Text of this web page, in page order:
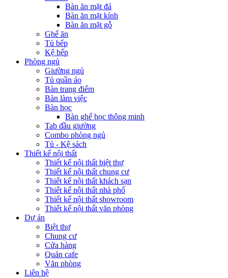
Bàn ăn mặt đá
Bàn ăn mặt kính
Bàn ăn mặt gỗ
Ghế ăn
Tủ bếp
Kệ bếp
Phòng ngủ
Giường ngủ
Tủ quần áo
Bàn trang điểm
Bàn làm việc
Bàn học
Bàn ghế học thông minh
Tab đầu giường
Combo phòng ngủ
Tủ - Kệ sách
Thiết kế nội thất
Thiết kế nội thất biệt thự
Thiết kế nội thất chung cư
Thiết kế nội thất khách sạn
Thiết kế nội thất nhà phố
Thiết kế nội thất showroom
Thiết kế nội thất văn phòng
Dự án
Biệt thự
Chung cư
Cửa hàng
Quán cafe
Văn phòng
Liên hệ